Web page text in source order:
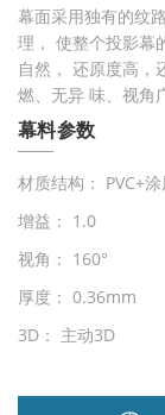
幕面采用独有的纹
理， 使整个投影幕
自然， 还原度高，
燃、无异 味、视角
幕料参数
材质结构： PVC+
增益： 1.0
视角： 160°
厚度： 0.36mm
3D： 主动3D